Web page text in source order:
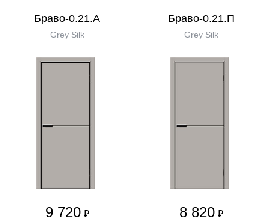
Браво-0.21.А
Grey Silk
9 720 ₽
Браво-0.21.П
Grey Silk
8 820 ₽